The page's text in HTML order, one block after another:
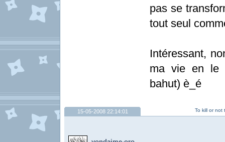
pas se
tout seul
Intéressant,
ma vie en le
bahut) è_é
To kill or not
15-05-2008 22:14:01